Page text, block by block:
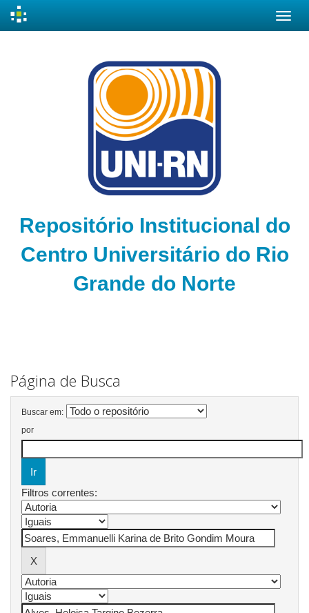
Repositório Institucional do
Centro Universitário do Rio
Grande do Norte
Página de Busca
Buscar em:
por
Filtros correntes: